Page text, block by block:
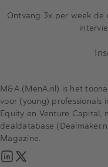
Ontvang 3x per week de
M&A (MenA.nl) is het
voor (young) professionals
Equity en Venture Capital,
dealdatabase
Magazine.